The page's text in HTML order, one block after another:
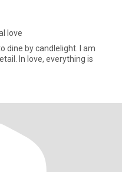
love
dine by candlelight. I am
In love, everything is